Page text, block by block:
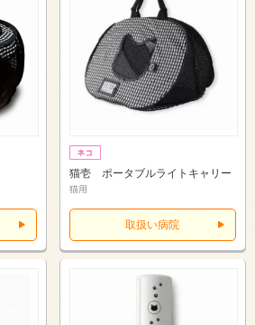
猫壱 ポータブルライトキャリー
猫用
取扱い病院